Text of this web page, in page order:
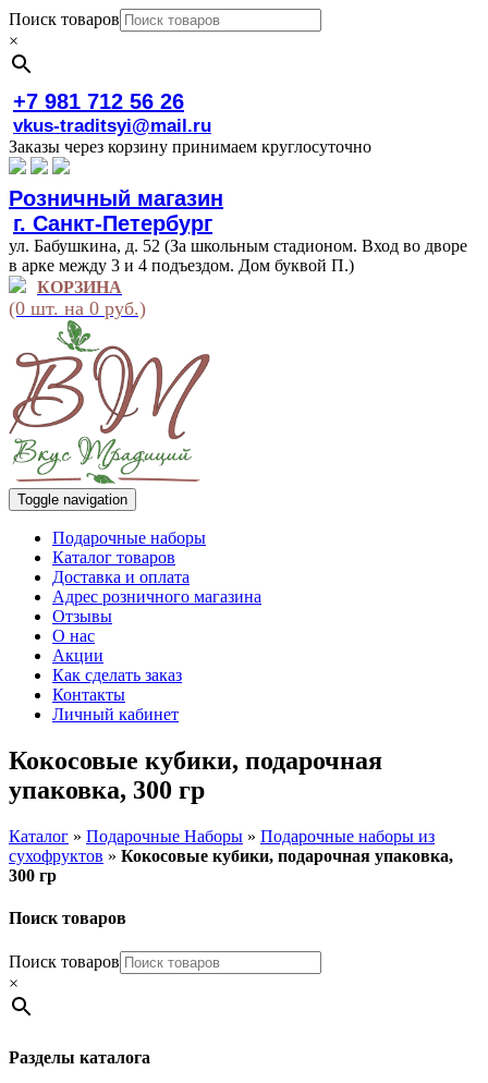
Поиск товаров
×
+7 981 712 56 26
vkus-traditsyi@mail.ru
Заказы через корзину принимаем круглосуточно
Розничный магазин
г. Санкт-Петербург
ул. Бабушкина, д. 52 (За школьным стадионом. Вход во дворе
в арке между 3 и 4 подъездом. Дом буквой П.)
КОРЗИНА
(0 шт. на 0 руб.)
Toggle navigation
Подарочные наборы
Каталог товаров
Доставка и оплата
Адрес розничного магазина
Отзывы
О нас
Акции
Как сделать заказ
Контакты
Личный кабинет
Кокосовые кубики, подарочная
упаковка, 300 гр
Каталог » Подарочные Наборы » Подарочные наборы из
сухофруктов » Кокосовые кубики, подарочная упаковка,
300 гр
Поиск товаров
Поиск товаров
×
Разделы каталога